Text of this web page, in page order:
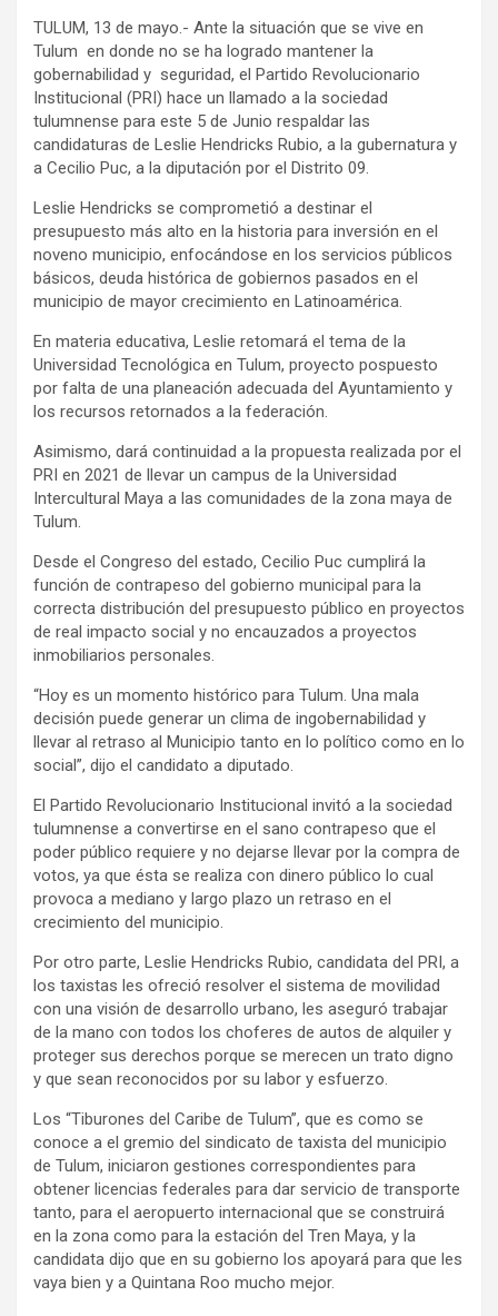
TULUM, 13 de mayo.- Ante la situación que se vive en
Tulum en donde no se ha logrado mantener la
gobernabilidad y seguridad, el Partido Revolucionario
Institucional (PRI) hace un llamado a la sociedad
tulumnense para este 5 de Junio respaldar las
candidaturas de Leslie Hendricks Rubio, a la gubernatura y
a Cecilio Puc, a la diputación por el Distrito 09.
Leslie Hendricks se comprometió a destinar el
presupuesto más alto en la historia para inversión en el
noveno municipio, enfocándose en los servicios públicos
básicos, deuda histórica de gobiernos pasados en el
municipio de mayor crecimiento en Latinoamérica.
En materia educativa, Leslie retomará el tema de la
Universidad Tecnológica en Tulum, proyecto pospuesto
por falta de una planeación adecuada del Ayuntamiento y
los recursos retornados a la federación.
Asimismo, dará continuidad a la propuesta realizada por el
PRI en 2021 de llevar un campus de la Universidad
Intercultural Maya a las comunidades de la zona maya de
Tulum.
Desde el Congreso del estado, Cecilio Puc cumplirá la
función de contrapeso del gobierno municipal para la
correcta distribución del presupuesto público en proyectos
de real impacto social y no encauzados a proyectos
inmobiliarios personales.
“Hoy es un momento histórico para Tulum. Una mala
decisión puede generar un clima de ingobernabilidad y
llevar al retraso al Municipio tanto en lo político como en lo
social”, dijo el candidato a diputado.
El Partido Revolucionario Institucional invitó a la sociedad
tulumnense a convertirse en el sano contrapeso que el
poder público requiere y no dejarse llevar por la compra de
votos, ya que ésta se realiza con dinero público lo cual
provoca a mediano y largo plazo un retraso en el
crecimiento del municipio.
Por otro parte, Leslie Hendricks Rubio, candidata del PRI, a
los taxistas les ofreció resolver el sistema de movilidad
con una visión de desarrollo urbano, les aseguró trabajar
de la mano con todos los choferes de autos de alquiler y
proteger sus derechos porque se merecen un trato digno
y que sean reconocidos por su labor y esfuerzo.
Los “Tiburones del Caribe de Tulum”, que es como se
conoce a el gremio del sindicato de taxista del municipio
de Tulum, iniciaron gestiones correspondientes para
obtener licencias federales para dar servicio de transporte
tanto, para el aeropuerto internacional que se construirá
en la zona como para la estación del Tren Maya, y la
candidata dijo que en su gobierno los apoyará para que les
vaya bien y a Quintana Roo mucho mejor.